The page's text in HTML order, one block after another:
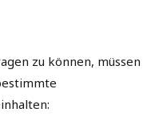
zu können, müssen